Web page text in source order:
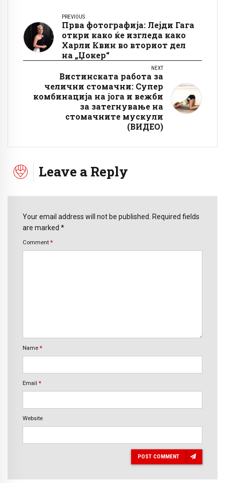
PREVIOUS
Прва фотографија: Лејди Гага
откри како ќе изгледа како
Харли Квин во вториот дел
на „Џокер“
NEXT
Вистинската работа за
челични стомачни: Супер
комбинација на јога и вежби
за затегнување на
стомачните мускули
(ВИДЕО)
Leave a Reply
Your email address will not be published. Required fields
are marked *
Comment *
Name *
Email *
Website
POST COMMENT